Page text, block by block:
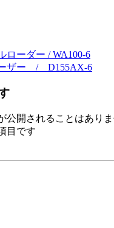
ーダー / WA100-6
ザー / D155AX-6
公開されることはありま
目です